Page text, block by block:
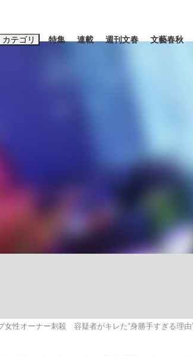
カテゴリ
「
特集 連載 週刊文春 文藝春秋
女性オーナー刺殺 容疑者がキレた“身勝手すぎる理